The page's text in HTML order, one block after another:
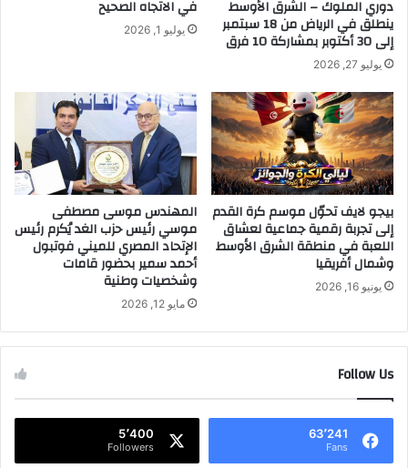
م
ا
ر
ق
ا
ر
ي
م
ت
د
ا
و
ل
ا
ا
ا
ل
ا
ت
دوري الملوك – الشرق الأوسط
ينطلق في الرياض من 18 سبتمبر
إلى 30 أكتوبر بمشاركة 10 فرق
يوليو 27, 2026
في الاتجاه الصحيح
يوليو 1, 2026
بيجو لايف تحوّل موسم كرة القدم
إلى تجربة رقمية جماعية لعشاق
اللعبة في منطقة الشرق الأوسط
وشمال أفريقيا
يونيو 16, 2026
المهندس موسى مصطفى
موسي رئيس حزب الغد يُكرم رئيس
الإتحاد المصري للميني فوتبول
أحمد سمير بحضور قامات
وشخصيات وطنية
مايو 12, 2026
Follow Us
63٬241
Fans
5٬400
Followers